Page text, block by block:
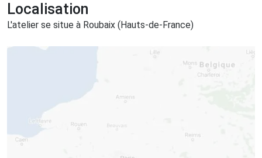
Localisation
L'atelier se situe à Roubaix (Hauts-de-France)